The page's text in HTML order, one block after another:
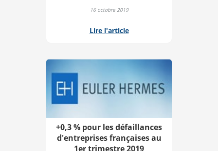
16 octobre 2019
Lire l'article
+0,3 % pour les défaillances
d'entreprises françaises au
1er trimestre 2019